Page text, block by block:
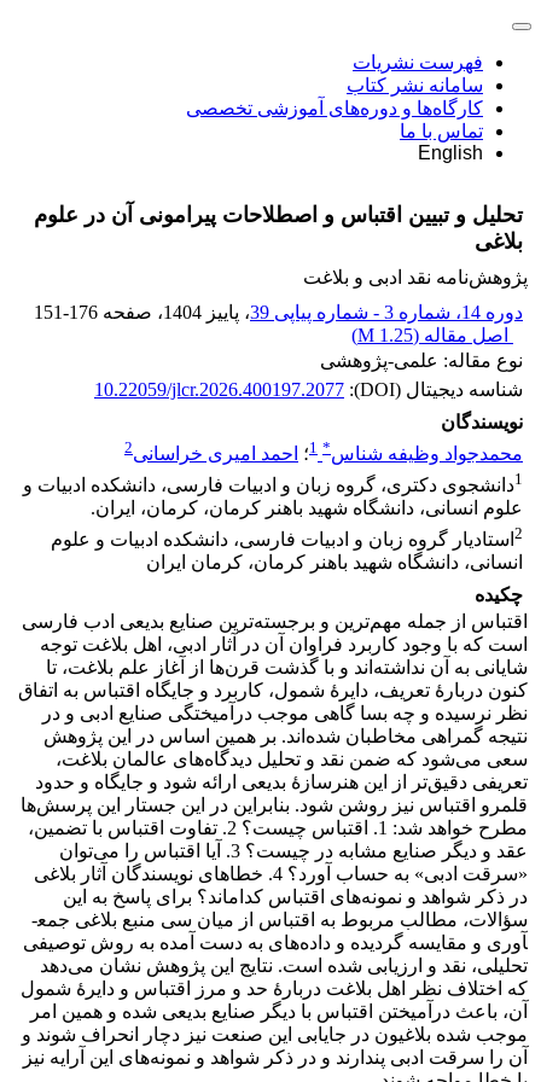
فهرست نشریات
سامانه نشر کتاب
کارگاه‌ها و دوره‌های آموزشی تخصصی
تماس با ما
English
تحلیل و تبیین اقتباس و اصطلاحات پیرامونی آن در علوم
بلاغی
پژوهش‌نامه نقد ادبی و بلاغت
دوره 14، شماره 3 - شماره پیاپی 39
، پاییز 1404 ، صفحه 151-176
اصل مقاله (1.25 M
)
نوع مقاله: علمی-پژوهشی
شناسه دیجیتال (DOI):
10.22059/jlcr.2026.400197.2077
نویسندگان
محمدجواد وظیفه شناس*
1؛ احمد امیری خراسانی2
1دانشجوی دکتری، گروه زبان و ادبیات فارسی، دانشکده ادبیات و
علوم انسانی، دانشگاه شهید باهنر کرمان، کرمان، ایران.
2 استادیار گروه زبان‌ و ادبیات فارسی، دانشکده ادبیات و علوم
انسانی، دانشگاه شهید باهنر کرمان، کرمان ایران
چکیده
اقتباس از جمله مهم­‌ترین و برجسته­‌ترین صنایع بدیعی ادب فارسی
است که با وجود کاربرد فراوان آن در آثار ادبی، اهل بلاغت توجه
شایانی به آن نداشته‌­اند و با گذشت قرن­‌ها از آغاز علم بلاغت، تا
کنون دربارۀ تعریف، دایرۀ شمول، کاربرد و جایگاه اقتباس به اتفاق
نظر نرسیده­ و چه بسا گاهی موجب درآمیختگی صنایع ادبی و در
نتیجه گمراهی مخاطبان شده‌­اند. بر همین اساس در این پژوهش
سعی می­‌شود که ضمن نقد و تحلیل دیدگاه­‌های عالمان بلاغت،
تعریفی دقیق‌­تر از این هنرسازۀ بدیعی ارائه شود و جایگاه و حدود
قلمرو اقتباس نیز روشن شود. بنابراین در این جستار این پرسش­‌ها
مطرح خواهد شد: 1. اقتباس چیست؟ 2. تفاوت اقتباس با تضمین،
عقد و دیگر صنایع مشابه در چیست؟ 3. آیا اقتباس را می­‌توان
«سرقت ادبی» به حساب آورد؟ 4. خطاهای نویسندگان آثار بلاغی
در ذکر شواهد و نمونه­‌های اقتباس کدام­اند؟ برای پاسخ به این
سؤالات، مطالب مربوط به اقتباس از میان سی منبع بلاغی جمع­
آوری و مقایسه گردیده و داده­‌های به دست آمده به روش توصیفی
تحلیلی، نقد و ارزیابی شده است. نتایج این پژوهش نشان می­‌دهد
که اختلاف نظر اهل بلاغت دربارۀ حد و مرز اقتباس و دایرۀ شمول
آن، باعث درآمیختن اقتباس با دیگر صنایع بدیعی شده و همین امر
موجب شده بلاغیون در جایابی این صنعت نیز دچار انحراف شوند و
آن را سرقت ادبی پندارند و در ذکر شواهد و نمونه‌­های این آرایه نیز